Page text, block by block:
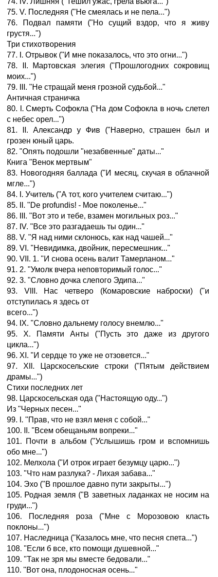
75. V. Последняя ("Не смеялась и не пела...")
76. Подвал памяти ("Но сущий вздор, что я живу
грустя...")
Три стихотворения
77. I. Отрывок ("И мне показалось, что это огни...")
78. II. Мартовская элегия ("Прошлогодних сокровищ
моих...")
79. III. "He стращай меня грозной судьбой..."
Античная страничка
80. I. Смерть Софокла ("На дом Софокла в ночь слетел
с небес орел...")
81. II. Александр у Фив ("Наверно, страшен был и
грозен юный царь.
82. "Опять подошли "незабвенные" даты..."
Книга "Венок мертвым"
83. Новогодняя баллада ("И месяц, скучая в облачной
мгле...")
84. I. Учитель ("А тот, кого учителем считаю...")
85. II. "De profundis! - Мое поколенье..."
86. III. "Вот это и тебе, взамен могильных роз..."
87. IV. "Все это разгадаешь ты один..."
88. V. "Я над ними склонюсь, как над чашей..."
89. VI. "Невидимка, двойник, пересмешник..."
90. VII. 1. "И снова осень валит Тамерланом..."
91. 2. "Умолк вчера неповторимый голос..."
92. 3. "Словно дочка слепого Эдипа..."
93. VIII. Нас четверо (Комаровские наброски) ("и
отступилась я здесь от
всего...")
94. IX. "Словно дальнему голосу внемлю..."
95. X. Памяти Анты ("Пусть это даже из другого
цикла...")
96. XI. "И сердце то уже не отзовется..."
97. XII. Царскосельские строки ("Пятым действием
драмы...")
Стихи последних лет
98. Царскосельская ода ("Настоящую оду...")
Из "Черных песен..."
99. I. "Прав, что не взял меня с собой..."
100. II. "Всем обещаньям вопреки..."
101. Почти в альбом ("Услышишь гром и вспомнишь
обо мне...")
102. Мелхола ("И отрок играет безумцу царю...")
103. "Что нам разлука? - Лихая забава..."
104. Эхо ("В прошлое давно пути закрыты...")
105. Родная земля ("В заветных ладанках не носим на
груди...")
106. Последняя роза ("Мне с Морозовою класть
поклоны...")
107. Наследница ("Казалось мне, что песня спета...")
108. "Если б все, кто помощи душевной..."
109. "Так не зря мы вместе бедовали..."
110. "Вот она, плодоносная осень..."